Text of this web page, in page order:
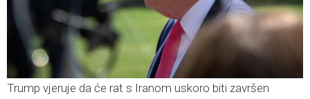
Trump vjeruje da će rat s Iranom uskoro biti završen